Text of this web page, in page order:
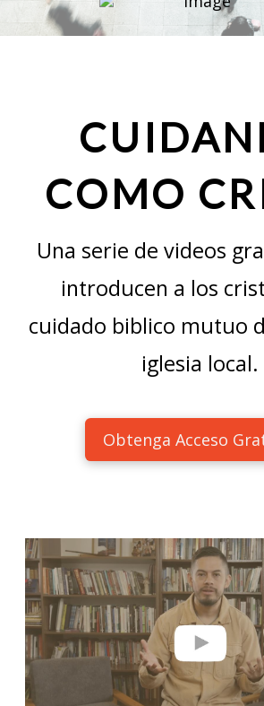
COMO
Una serie de videos
introducen a los
cuidado biblico mutuo
iglesia local.
Obtenga Acceso